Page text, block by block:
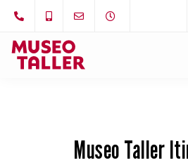
Museo Taller